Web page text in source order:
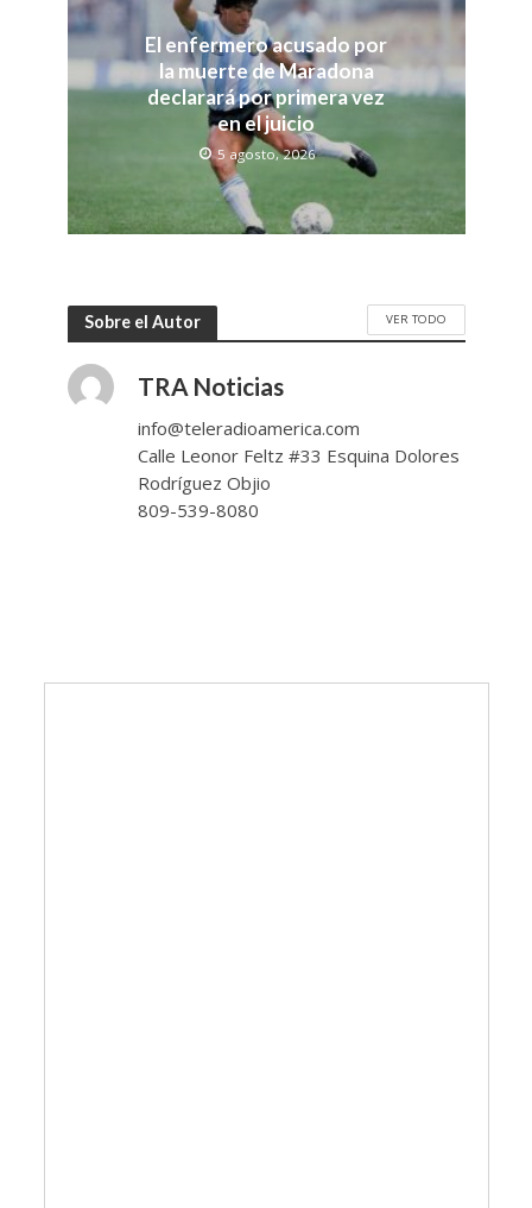
El enfermero acusado por
la muerte de Maradona
declarará por primera vez
en el juicio
5 agosto, 2026
Sobre el Autor VER TODO
TRA Noticias
info@teleradioamerica.com
Calle Leonor Feltz #33 Esquina Dolores
Rodríguez Objio
809-539-8080